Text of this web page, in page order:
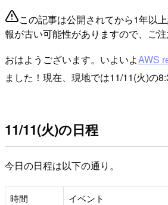
この記事は公開されてから1年以
報が古い可能性がありますので、ご注
おはようございます。いよいよAWS
ました！現在、現地では11/11(火)の
11/11(火)の日程
今日の日程は以下の通り。
時間 イベント